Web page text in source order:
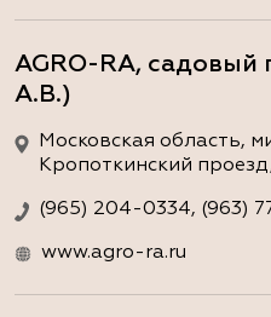
AGRO-RA,
А.В.)
Московская область,
Кропоткинский
(965) 204-0334, (963)
www.agro-ra.ru